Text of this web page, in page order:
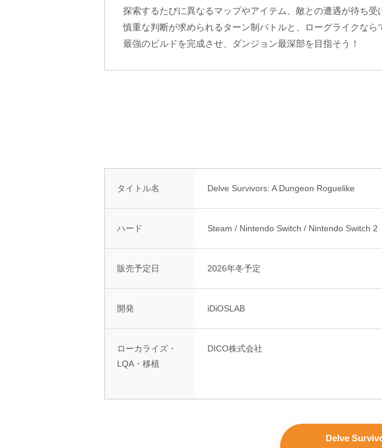
探索するたびに異なるマップやアイテム、敵との遭遇が待ち
慎重な判断が求められるターン制バトルと、ローグライクな
最強のビルドを完成させ、ダンジョン最深部を目指そう！
タイトル名 Delve Survivors: A Dungeon Roguelike
ハード Steam / Nintendo Switch / Nintendo Switch 2
販売予定日 2026年冬予定
開発 iDiOSLAB
ローカライズ・
LQA・移植
DICO株式会社
Delve